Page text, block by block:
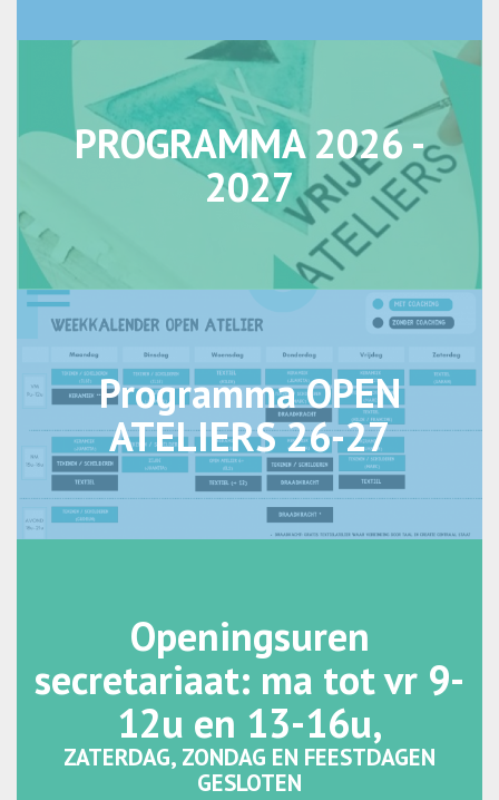
PROGRAMMA 2026 -
2027
Programma OPEN
ATELIERS 26-27
Openingsuren
secretariaat: ma tot vr 9-
12u en 13-16u,
ZATERDAG, ZONDAG EN FEESTDAGEN
GESLOTEN